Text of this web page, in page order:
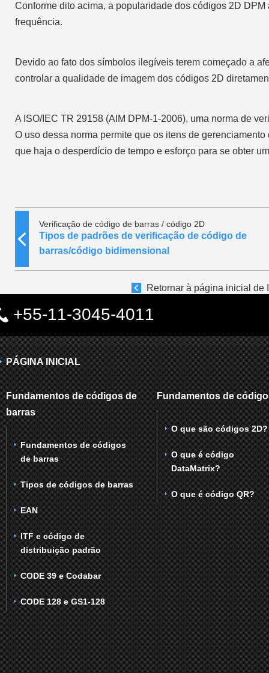
Conforme dito acima, a popularidade dos códigos 2D
frequência.
Devido ao fato dos símbolos ilegíveis terem começado a
controlar a qualidade de imagem dos códigos 2D
A ISO/IEC TR 29158 (AIM DPM-1-2006), uma norma de
O uso dessa norma permite que os itens de
que haja o desperdício de tempo e esforço para se obter
Verificação de código de barras / código 2D
Tipos de padrões de verificação de código de
barras/código bidimensional
Retornar à página inicial de
+55-11-3045-4011
PÁGINA INICIAL
Fundamentos de códigos de
barras
Fundamentos de códigos
de barras
Tipos de códigos de barras
EAN
ITF e código de
distribuição padrão
CODE 39 e Codabar
CODE 128 e GS1-128
Fundamentos de
O que são códigos 2D?
O que é código
DataMatrix?
O que é código QR?